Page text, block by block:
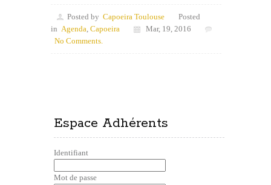
Posted by Capoeira Toulouse
Posted
in Agenda Capoeira
Mar, 19, 2016
No Comments.
Espace Adhérents
Identifiant
Mot de passe